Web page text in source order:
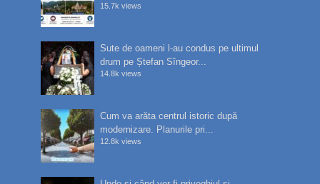
15.7k views
Sute de oameni l-au condus pe ultimul
drum pe Ștefan Sîngeor...
14.8k views
Cum va arăta centrul istoric după
modernizare. Planurile pri...
12.8k views